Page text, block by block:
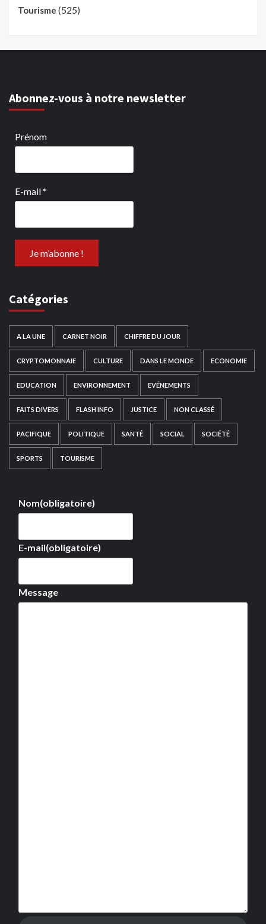
Tourisme (525)
Abonnez-vous à notre newsletter
Prénom
E-mail*
Catégories
A LA UNE CARNET NOIR CHIFFRE DU JOUR
CRYPTOMONNAIE CULTURE DANS LE MONDE ECONOMIE
EDUCATION ENVIRONNEMENT EVÉNEMENTS
FAITS DIVERS FLASH INFO JUSTICE NON CLASSÉ
PACIFIQUE POLITIQUE SANTÉ SOCIAL SOCIÉTÉ
SPORTS TOURISME
Nom(obligatoire)
E-mail(obligatoire)
Message